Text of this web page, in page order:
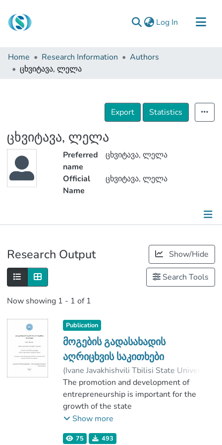
Log In (current)
Communities & Collections
Browse
Home Research Information
Authors
ცხვიტავა, ლელა
Export Statistics
ცხვიტავა, ლელა
Preferred
name
ცხვიტავა, ლელა
Official
Name
ცხვიტავა, ლელა
Research Output Show/Hide
Search Tools
Now showing 1 - 1 of 1
Publication
მოგების გადასახადის
აღრიცხვის საკითხები
(Ivane Javakhishvili Tbilisi State University
2019)ცხვიტავა, ლელა
;
მაისურაძე, მარინა
;
Faculty of Economics and Business
Ivane Javakhishvili Tbilisi State University
The promotion and development of
entrepreneurship is important for the
growth of the state
economy, which the tax system should be
is largely
Show more
75 493